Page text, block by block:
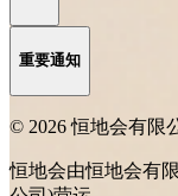
重要通知
© 2026 恒地会有限
恒地会由恒地会有